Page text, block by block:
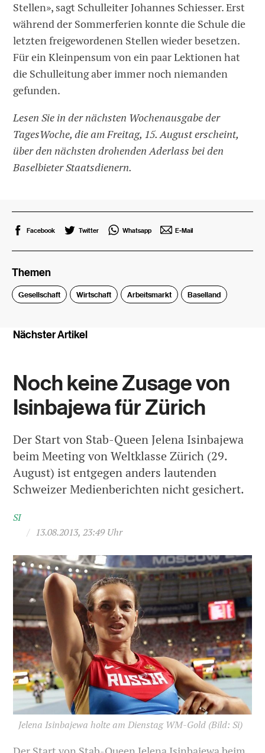
Stellen», sagt Schulleiter Johannes Schiesser. Erst
während der Sommerferien konnte die Schule die
letzten freigewordenen Stellen wieder besetzen.
Für ein Kleinpensum von ein paar Lektionen hat
die Schulleitung aber immer noch niemanden
gefunden.
Lesen Sie in der nächsten Wochenausgabe der
TagesWoche, die am Freitag, 15. August erscheint,
über den nächsten drohenden Aderlass bei den
Baselbieter Staatsdienern.
Facebook Twitter Whatsapp E-Mail
Themen
Gesellschaft Wirtschaft Arbeitsmarkt Baselland
Nächster Artikel
Noch keine Zusage von
Isinbajewa für Zürich
Der Start von Stab-Queen Jelena Isinbajewa
beim Meeting von Weltklasse Zürich (29.
August) ist entgegen anders lautenden
Schweizer Medienberichten nicht gesichert.
SI
/ 13.08.2013, 23:49 Uhr
Jelena Isinbajewa holte am Dienstag WM-Gold (Bild: Si)